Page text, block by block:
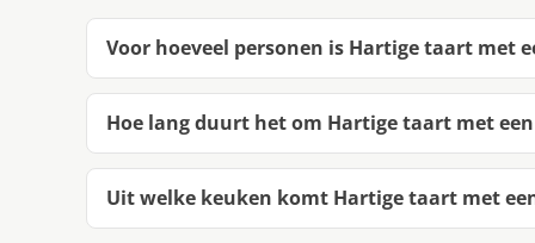
Voor hoeveel personen is Hartige taart met
Hoe lang duurt het om Hartige taart met
Uit welke keuken komt Hartige taart met